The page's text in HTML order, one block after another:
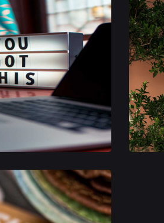
Market